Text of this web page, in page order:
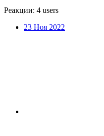
Реакции: 4 users
23 Ноя 2022